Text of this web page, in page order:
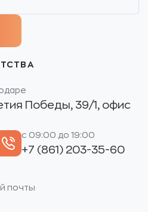
Победы, 39/1, офис
с 09:00 до 19:00
+7 (861) 203-35-60
почты